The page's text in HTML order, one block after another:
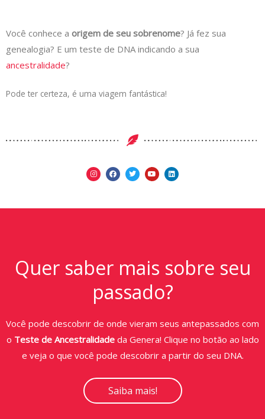
Você conhece a origem de seu sobrenome? Já fez sua
genealogia? E um teste de DNA indicando a sua
ancestralidade?
Pode ter certeza, é uma viagem fantástica!
Quer saber mais sobre seu
passado?
Você pode descobrir de onde vieram seus antepassados com
o Teste de Ancestralidadeda Genera! Clique no botão ao lado
e veja o que você pode descobrir a partir do seu DNA.
Saiba mais!